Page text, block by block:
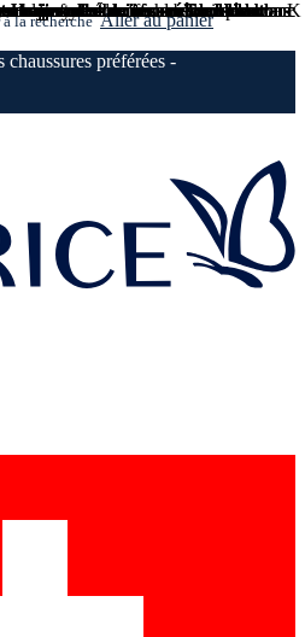
la recherche Aller au panier
préférées -